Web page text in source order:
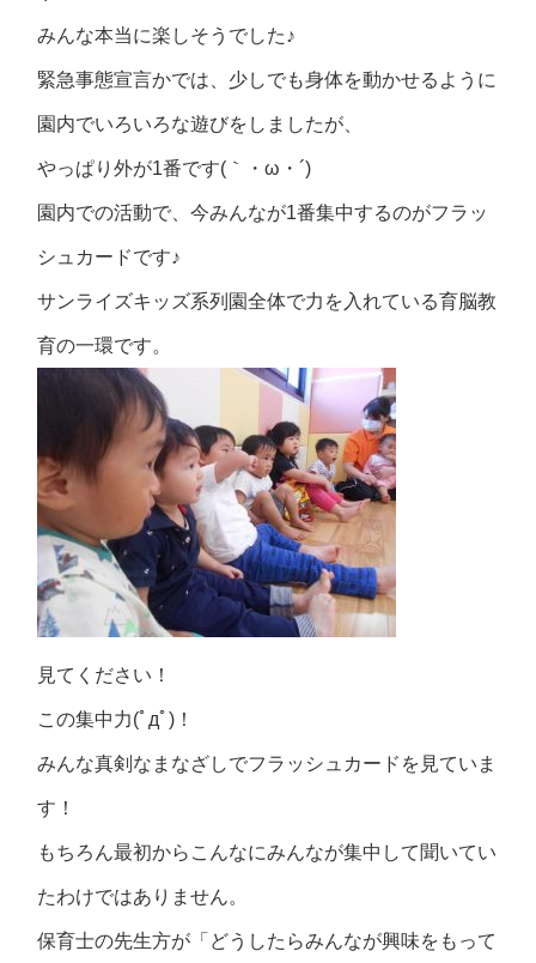
みんな本当に楽しそうでした♪
緊急事態宣言かでは、少しでも身体を動かせるように
園内でいろいろな遊びをしましたが、
やっぱり外が1番です(｀・ω・´)ゞ
園内での活動で、今みんなが1番集中するのがフラッ
シュカードです♪
サンライズキッズ系列園全体で力を入れている育脳教
育の一環です。
見てください！
この集中力(ﾟдﾟ)！
みんな真剣なまなざしでフラッシュカードを見ていま
す！
もちろん最初からこんなにみんなが集中して聞いてい
たわけではありません。
保育士の先生方が「どうしたらみんなが興味をもって